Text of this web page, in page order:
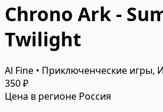
Chrono Ark -
Twilight
Al Fine • Приключенческие игры,
350 ₽
Цена в регионе Россия